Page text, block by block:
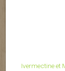
Ivermectine et